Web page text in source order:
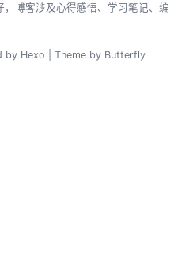
博客涉及心得感悟、学习笔记、编
by Hexo | Theme by Butterfly